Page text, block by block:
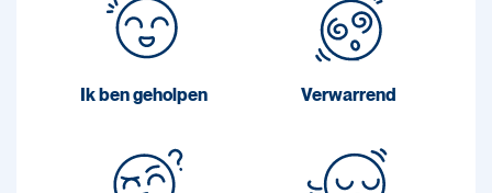
Ik ben geholpen Verwarrend